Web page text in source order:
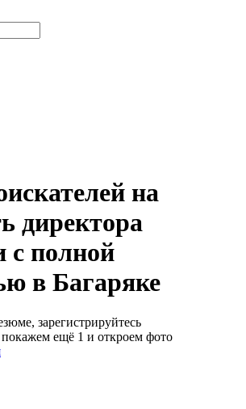
на
директора
с полной
в Багаряке
зарегистрируйтесь
ещё 1 и откроем фото